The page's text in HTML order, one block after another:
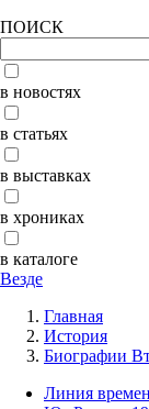
ПОИСК
в новостях
в статьях
в выставках
в хрониках
в каталоге
Везде
Главная
История
Биографии
Линия